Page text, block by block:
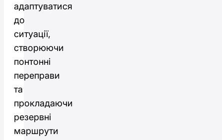
адаптуватися
до
ситуації,
створюючи
понтонні
переправи
та
прокладаючи
резервні
маршрути